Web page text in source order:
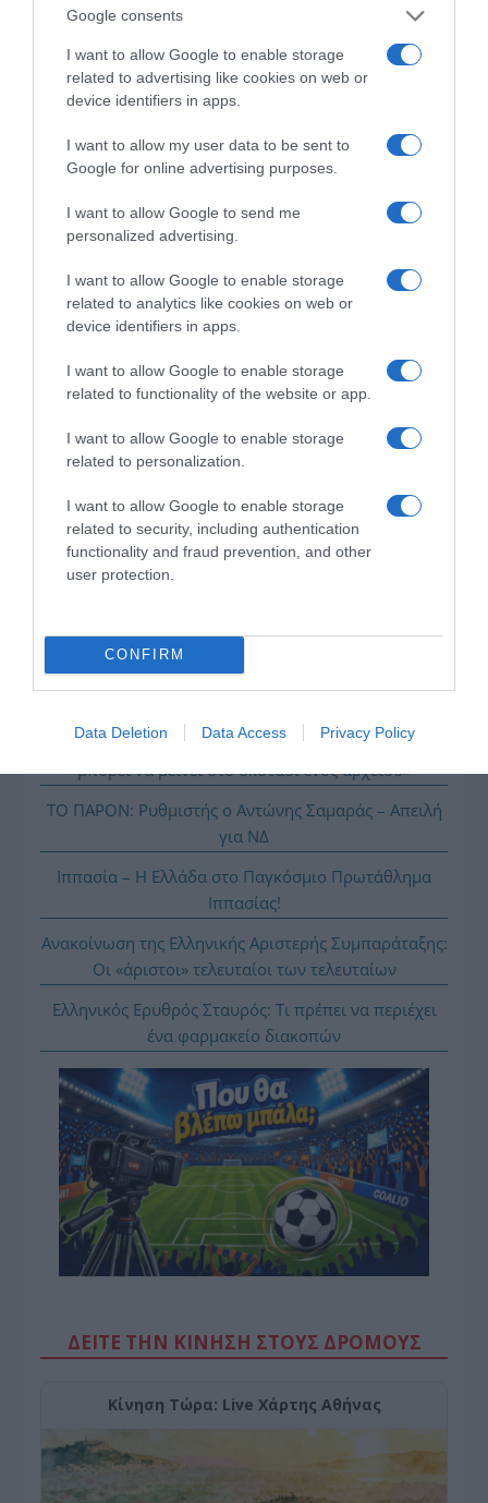
Google consents
I want to allow Google to enable storage
related to advertising like cookies on web or
device identifiers in apps.
I want to allow my user data to be sent to
Google for online advertising purposes.
I want to allow Google to send me
personalized advertising.
I want to allow Google to enable storage
related to analytics like cookies on web or
device identifiers in apps.
I want to allow Google to enable storage
related to functionality of the website or app.
I want to allow Google to enable storage
related to personalization.
I want to allow Google to enable storage
related to security, including authentication
functionality and fraud prevention, and other
user protection.
CONFIRM
Data Deletion Data Access Privacy Policy
Οι άνθρωποι, οι αυθεντικές ιστορίες,
το ελληνικό καλοκαίρι και ένας
ΌΣΑ ΧΡΕΙΆΖΕΣΑΙ
ΓΙΑ ΤΟ ΚΑΛΟΚΑΊΡΙ ΣΟΥ →
ΡΟΗ ΕΙΔΗΣΕΩΝ
Ε. Λιακούλη: «Το σκάνδαλο των υποκλοπών δεν
μπορεί να μείνει στο σκοτάδι ενός αρχείου»
ΤΟ ΠΑΡΟΝ: Ρυθμιστής ο Αντώνης Σαμαράς – Απειλή
για ΝΔ
Ιππασία – Η Ελλάδα στο Παγκόσμιο Πρωτάθλημα
Ιππασίας!
Ανακοίνωση της Ελληνικής Αριστερής Συμπαράταξης:
Οι «άριστοι» τελευταίοι των τελευταίων
Ελληνικός Ερυθρός Σταυρός: Τι πρέπει να περιέχει
ένα φαρμακείο διακοπών
ΔΕΙΤΕ ΤΗΝ ΚΙΝΗΣΗ ΣΤΟΥΣ ΔΡΌΜΟΥΣ
Κίνηση Τώρα: Live Χάρτης Αθήνας